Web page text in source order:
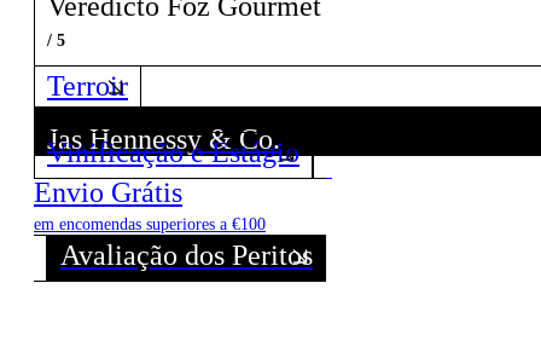
Veredicto Foz Gourmet
/ 5
Terroir
Jas Hennessy & Co.
Descubra todos os Vinhos deste Produtor!
Vinificação e Estágio
Envio Grátis
em encomendas superiores a €100
Avaliação dos Peritos